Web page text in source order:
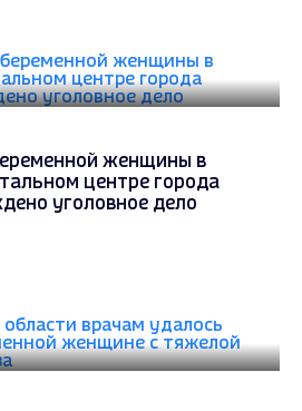
женщины в
центре города
уголовное дело